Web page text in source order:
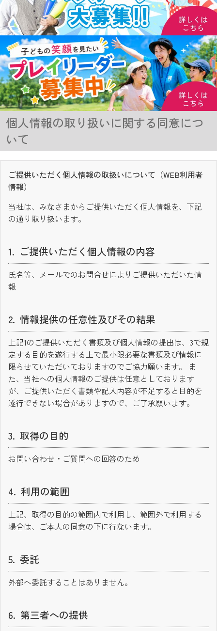
個人情報の取り扱いに関する同意につ
いて
ご提供いただく個人情報の取扱いについて（WEB利用者
情報）
当社は、みなさまからご提供いただく個人情報を、下記
の通り取り扱います。
ご提供いただく個人情報の内容
氏名等、メールでのお問合せによりご提供いただいた情
報
情報提供の任意性及びその結果
上記1のご提供いただく書類及び個人情報の提出は、3で規
定する目的を遂行する上で最小限必要な書類及び情報に
限らせていただいておりますのでご協力願います。 ま
た、当社への個人情報のご提供は任意としております
が、ご提供いただく書類や記入内容が不足すると目的を
遂行できない場合がありますので、ご了承願います。
取得の目的
お問い合わせ・ご質問への回答のため
利用の範囲
上記、取得の目的の範囲内で利用し、範囲外で利用する
場合は、ご本人の同意の下に行ないます。
委託
外部へ委託することはありません。
第三者への提供